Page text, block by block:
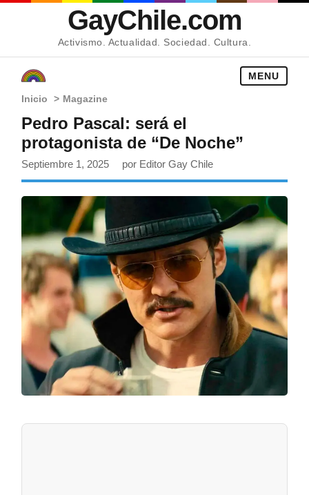
GayChile.com
Activismo. Actualidad. Sociedad. Cultura.
MENU
Inicio > Magazine
Pedro Pascal: será el
protagonista de “De Noche”
Septiembre 1, 2025 por Editor Gay Chile